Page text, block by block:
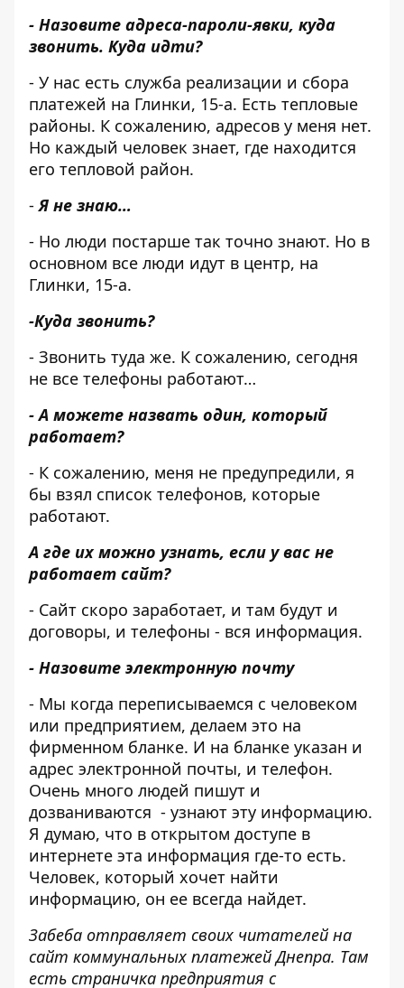
- Назовите адреса-пароли-явки, куда
звонить. Куда идти?
- У нас есть служба реализации и сбора
платежей на Глинки, 15-а. Есть тепловые
районы. К сожалению, адресов у меня нет.
Но каждый человек знает, где находится
его тепловой район.
-Я не знаю…
- Но люди постарше так точно знают. Но в
основном все люди идут в центр, на
Глинки, 15-а.
-Куда звонить?
- Звонить туда же. К сожалению, сегодня
не все телефоны работают…
- А можете назвать один, который
работает?
- К сожалению, меня не предупредили, я
бы взял список телефонов, которые
работают.
А где их можно узнать, если у вас не
работает сайт?
- Сайт скоро заработает, и там будут и
договоры, и телефоны - вся информация.
- Назовите электронную почту
- Мы когда переписываемся с человеком
или предприятием, делаем это на
фирменном бланке. И на бланке указан и
адрес электронной почты, и телефон.
Очень много людей пишут и
дозваниваются - узнают эту информацию.
Я думаю, что в открытом доступе в
интернете эта информация где-то есть.
Человек, который хочет найти
информацию, он ее всегда найдет.
Забеба отправляет своих читателей на
сайт коммунальных платежей Днепра. Там
есть страничка предприятия с